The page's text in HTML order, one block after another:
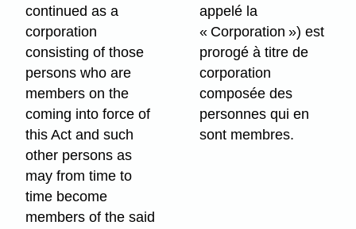
continued as a
corporation
consisting of those
persons who are
members on the
coming into force of
this Act and such
other persons as
may from time to
time become
members of the said
appelé la
« Corporation ») est
prorogé à titre de
corporation
composée des
personnes qui en
sont membres.